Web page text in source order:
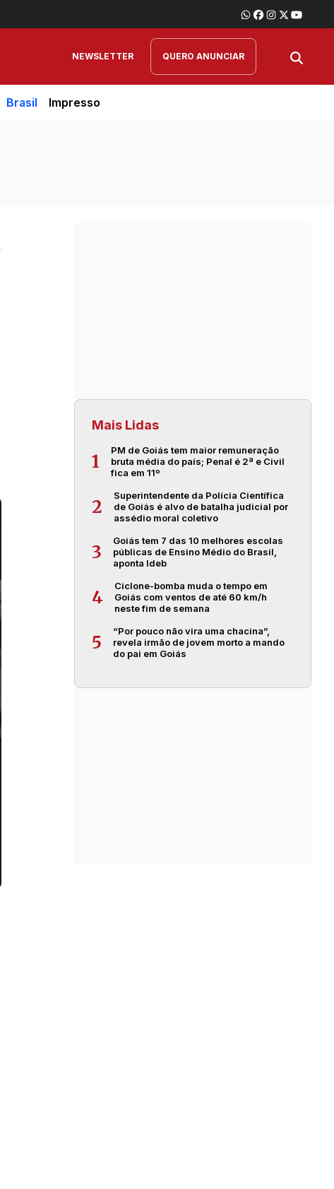
NEWSLETTER QUERO ANUNCIAR
Brasil Impresso
Mais Lidas
1
PM de Goiás tem maior remuneração
bruta média do país; Penal é 2ª e Civil
fica em 11º
2
Superintendente da Polícia Científica
de Goiás é alvo de batalha judicial por
assédio moral coletivo
3
Goiás tem 7 das 10 melhores escolas
públicas de Ensino Médio do Brasil,
aponta Ideb
4
Ciclone-bomba muda o tempo em
Goiás com ventos de até 60 km/h
neste fim de semana
5
“Por pouco não vira uma chacina”,
revela irmão de jovem morto a mando
do pai em Goiás